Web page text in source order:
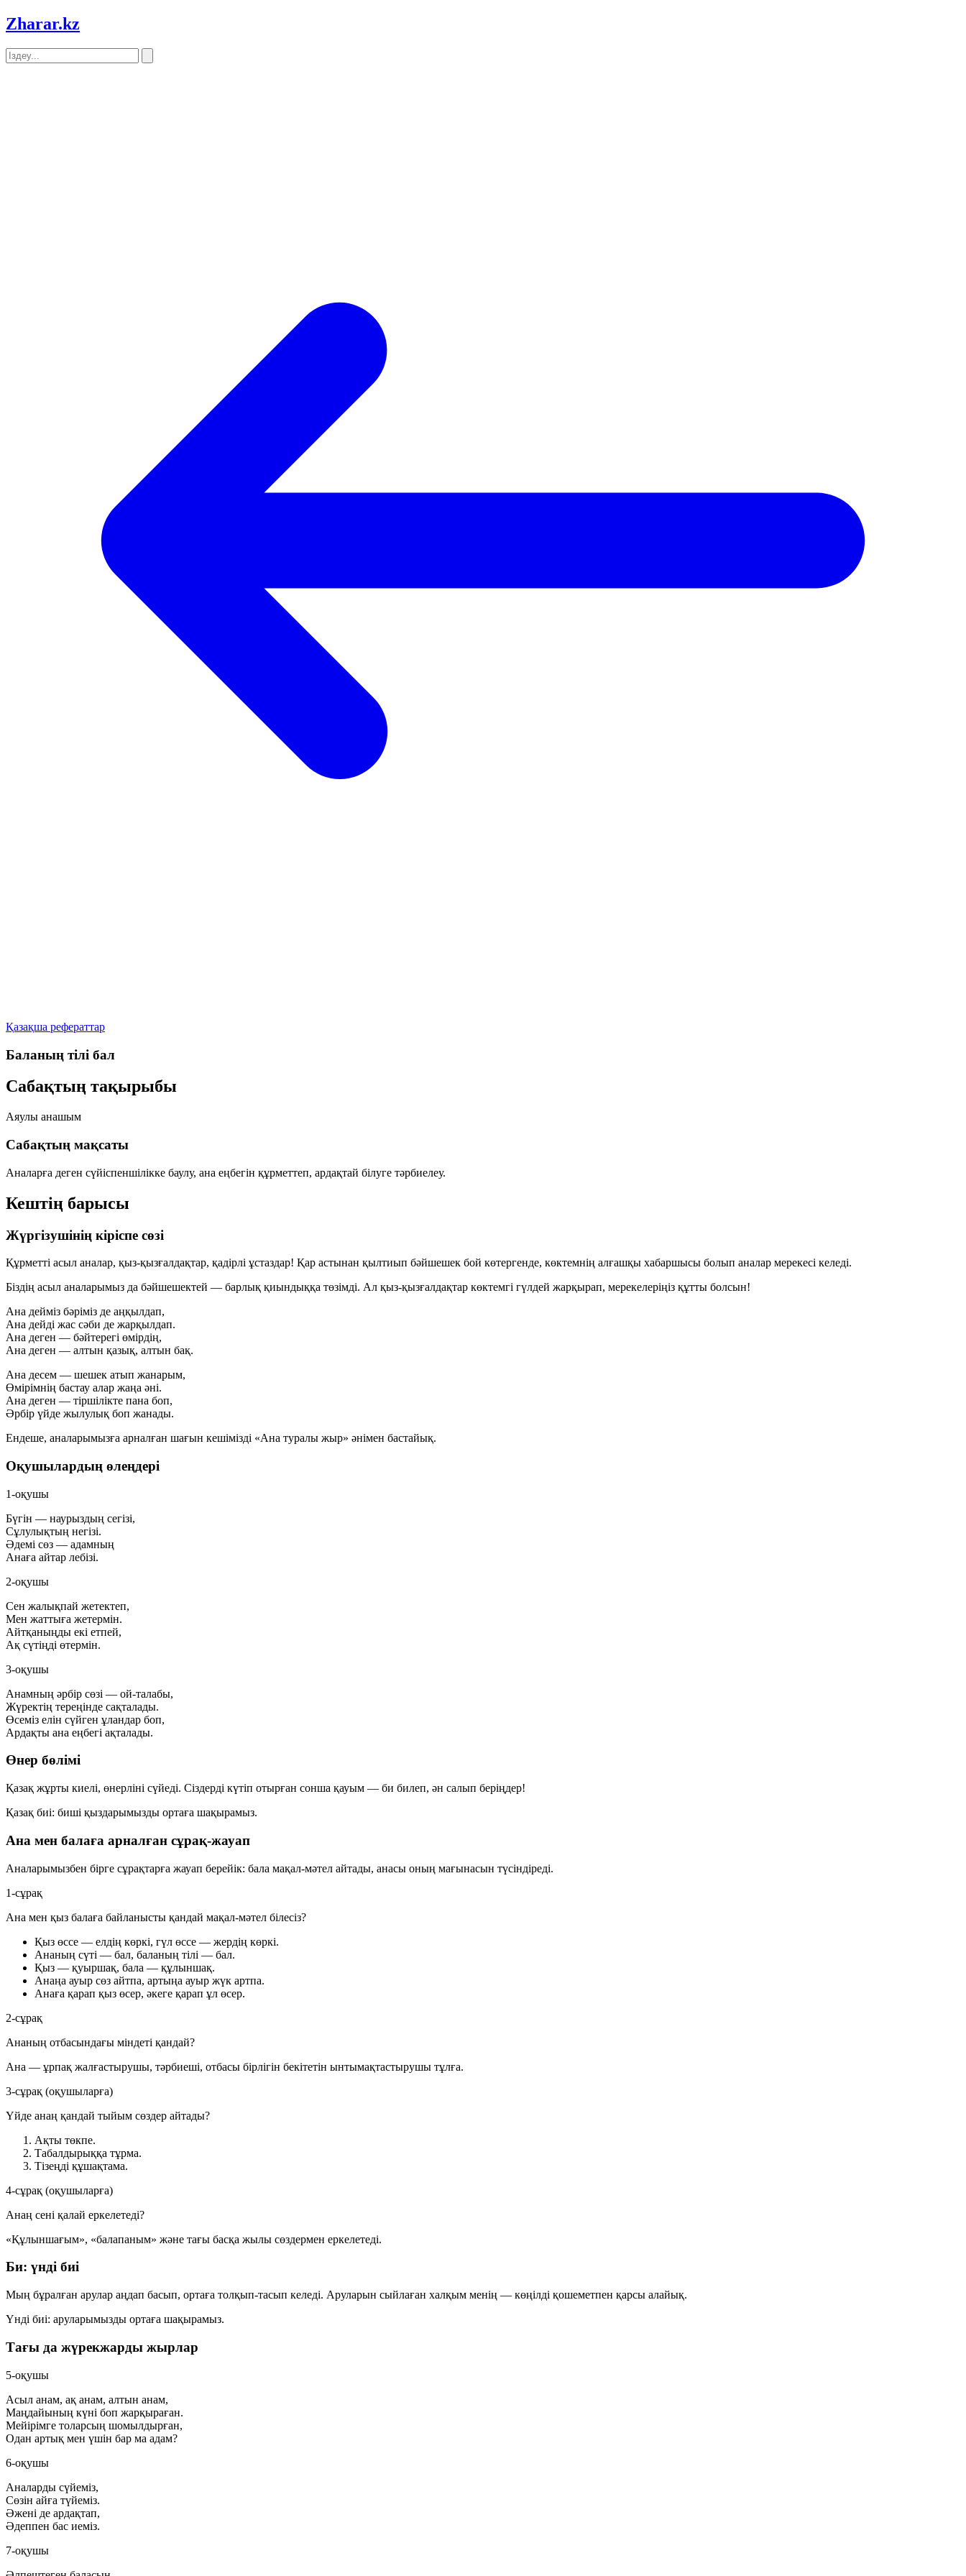
Zharar.kz
Қазақша рефераттар
Баланың тілі бал
Сабақтың тақырыбы
Аяулы анашым
Сабақтың мақсаты
Аналарға деген сүйіспеншілікке баулу, ана еңбегін құрметтеп, ардақтай білуге тәрбиелеу.
Кештің барысы
Жүргізушінің кіріспе сөзі
Құрметті асыл аналар, қыз-қызғалдақтар, қадірлі ұстаздар! Қар астынан қылтиып бәйшешек бой көтергенде, көктемнің алғашқы хабаршысы болып аналар мерекесі келеді.
Біздің асыл аналарымыз да бәйшешектей — барлық қиындыққа төзімді. Ал қыз-қызғалдақтар көктемгі гүлдей жарқырап, мерекелеріңіз құтты болсын!
Ана дейміз бәріміз де аңқылдап,
Ана дейді жас сәби де жарқылдап.
Ана деген — бәйтерегі өмірдің,
Ана деген — алтын қазық, алтын бақ.
Ана десем — шешек атып жанарым,
Өмірімнің бастау алар жаңа әні.
Ана деген — тіршілікте пана боп,
Әрбір үйде жылулық боп жанады.
Ендеше, аналарымызға арналған шағын кешімізді «Ана туралы жыр» әнімен бастайық.
Оқушылардың өлеңдері
1-оқушы
Бүгін — наурыздың сегізі,
Сұлулықтың негізі.
Әдемі сөз — адамның
Анаға айтар лебізі.
2-оқушы
Сен жалықпай жетектеп,
Мен жаттыға жетермін.
Айтқаныңды екі етпей,
Ақ сүтіңді өтермін.
3-оқушы
Анамның әрбір сөзі — ой-талабы,
Жүректің тереңінде сақталады.
Өсеміз елін сүйген ұландар боп,
Ардақты ана еңбегі ақталады.
Өнер бөлімі
Қазақ жұрты киелі, өнерліні сүйеді. Сіздерді күтіп отырған сонша қауым — би билеп, ән салып беріңдер!
Қазақ биі: биші қыздарымызды ортаға шақырамыз.
Ана мен балаға арналған сұрақ-жауап
Аналарымызбен бірге сұрақтарға жауап берейік: бала мақал-мәтел айтады, анасы оның мағынасын түсіндіреді.
1-сұрақ
Ана мен қыз балаға байланысты қандай мақал-мәтел білесіз?
Қыз өссе — елдің көркі, гүл өссе — жердің көркі.
Ананың сүті — бал, баланың тілі — бал.
Қыз — қуыршақ, бала — құлыншақ.
Анаңа ауыр сөз айтпа, артыңа ауыр жүк артпа.
Анаға қарап қыз өсер, әкеге қарап ұл өсер.
2-сұрақ
Ананың отбасындағы міндеті қандай?
Ана — ұрпақ жалғастырушы, тәрбиеші, отбасы бірлігін бекітетін ынтымақтастырушы тұлға.
3-сұрақ (оқушыларға)
Үйде анаң қандай тыйым сөздер айтады?
Ақты төкпе.
Табалдырыққа тұрма.
Тізеңді құшақтама.
4-сұрақ (оқушыларға)
Анаң сені қалай еркелетеді?
«Құлыншағым», «балапаным» және тағы басқа жылы сөздермен еркелетеді.
Би: үнді биі
Мың бұралған арулар аңдап басып, ортаға толқып-тасып келеді. Аруларын сыйлаған халқым менің — көңілді қошеметпен қарсы алайық.
Үнді биі: аруларымызды ортаға шақырамыз.
Тағы да жүрекжарды жырлар
5-оқушы
Асыл анам, ақ анам, алтын анам,
Маңдайының күні боп жарқыраған.
Мейірімге толарсың шомылдырған,
Одан артық мен үшін бар ма адам?
6-оқушы
Аналарды сүйеміз,
Сөзін айға түйеміз.
Әжені де ардақтап,
Әдеппен бас иеміз.
7-оқушы